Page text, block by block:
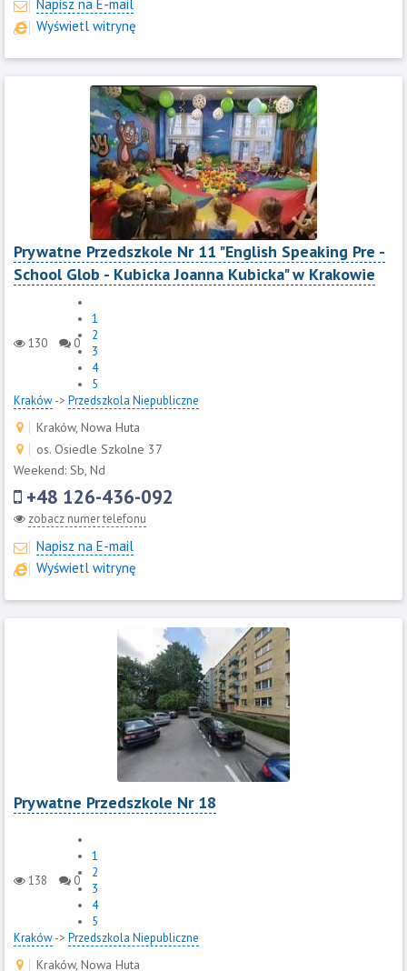
Napisz na E-mail
Wyświetl witrynę
Prywatne Przedszkole Nr 11 "English Speaking Pre -
School Glob - Kubicka Joanna Kubicka" w Krakowie
130 0
1
2
3
4
5
Kraków-> Przedszkola Niepubliczne
Kraków, Nowa Huta
os. Osiedle Szkolne 37
Weekend: Sb, Nd
+48 126-436-092
zobacz numer telefonu
Napisz na E-mail
Wyświetl witrynę
Prywatne Przedszkole Nr 18
138 0
1
2
3
4
5
Kraków-> Przedszkola Niepubliczne
Kraków, Nowa Huta